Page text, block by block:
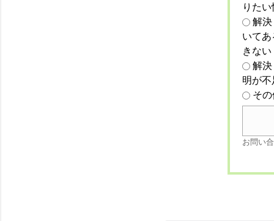
りた
解
いて
きない
解
明が
そ
お問い